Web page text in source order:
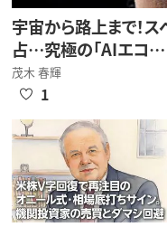
宇宙から路上まで！
占…究極の「AIエコ…
茂木 春輝
1